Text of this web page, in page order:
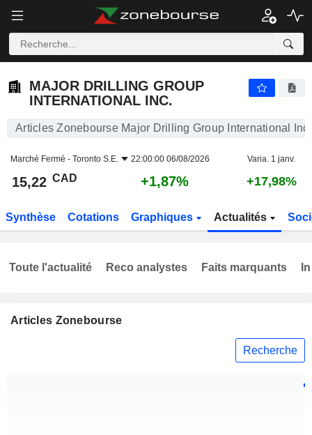
MAJOR DRILLING GROUP
INTERNATIONAL INC.
Articles Zonebourse Major Drilling Group International Inc.
Marché Fermé - Toronto S.E. 22:00:00 06/08/2026 Varia. 1 janv.
15,22 CAD +1,87% +17,98%
Synthèse Cotations Graphiques Actualités
Articles Zonebourse
Recherche
Toute l'actualité Reco analystes Faits marquants